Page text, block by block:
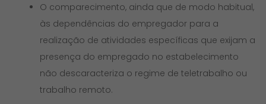
O comparecimento, ainda que de modo habitual,
às dependências do empregador para a
realização de atividades específicas que exijam a
presença do empregado no estabelecimento
não descaracteriza o regime de teletrabalho ou
trabalho remoto.